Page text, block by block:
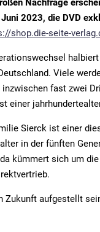
Nachfrage
2023, die DVD
shop.die-seite-
Viele
fast zwei
einer
Sierck ist einer
in der fünften
kümmert sich um
aufgestellt